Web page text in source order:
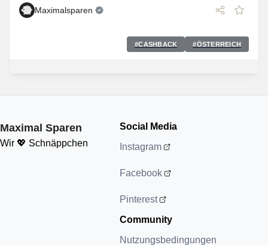
Maximalsparen
#CASHBACK #ÖSTERREICH
Maximal Sparen
Wir 💖 Schnäppchen
Social Media
Instagram
Facebook
Pinterest
Community
Nutzungsbedingungen